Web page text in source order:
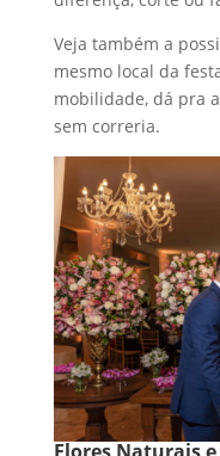
Veja também a
mesmo local da
mobilidade, dá pra
sem correria.